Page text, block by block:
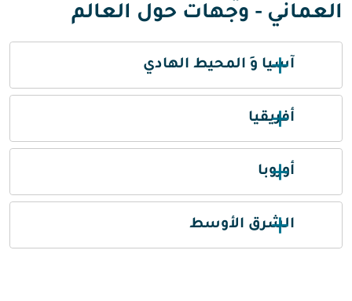
العماني - وجهات حول العالم
آسيا وَ المحيط الهادي
أفريقيا
أوروبا
الشرق الأوسط